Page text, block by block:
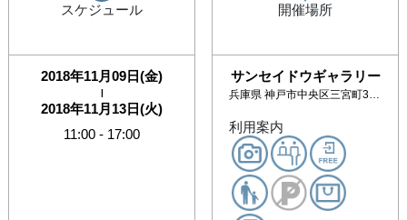
スケジュール
2018年11月09日(金)
|
2018年11月13日(火)
11:00 - 17:00
開催場所
サンセイドウギャラリー
兵庫県 神戸市中央区三宮町3丁目1-16 三星ビル3F南室
利用案内